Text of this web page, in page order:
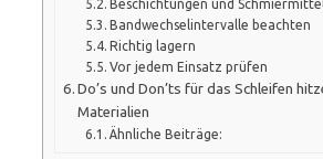
Beschichtungen und
Bandwechselintervalle beachten
Richtig lagern
Vor jedem Einsatz prüfen
Do’s und Don’ts für das Schleifen
Materialien
Ähnliche Beiträge: